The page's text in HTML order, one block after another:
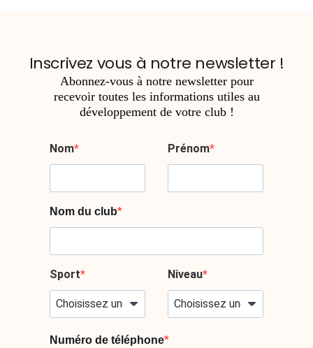
Inscrivez vous à notre newsletter !
Abonnez-vous à notre newsletter pour
recevoir toutes les informations utiles au
développement de votre club !
Nom Prénom
Nom du club
Sport Niveau
Numéro de téléphone